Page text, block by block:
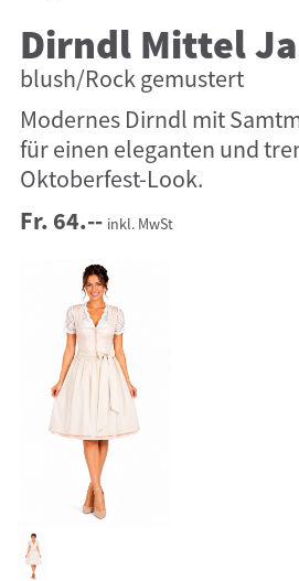
Dirndl Mittel
blush/Rock gemustert
Modernes Dirndl mit
für einen eleganten und
Oktoberfest-Look.
Fr. 64.-- inkl. MwSt